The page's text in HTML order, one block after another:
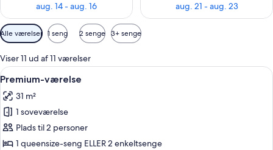
aug. 14 - aug. 16
aug. 21 - aug. 23
Tilgængelige
filtre
for
værelser
Alle værelser 1 seng 2 senge 3+ senge
Viser 11 ud af 11 værelser
Indlæs
alle
billeder
af
Premium-
værelse
Et hotelværelse med to røde stole,
8
Premium-værelse
31 m²
1 soveværelse
Plads til 2 personer
1 queensize-seng ELLER 2 enkeltsenge